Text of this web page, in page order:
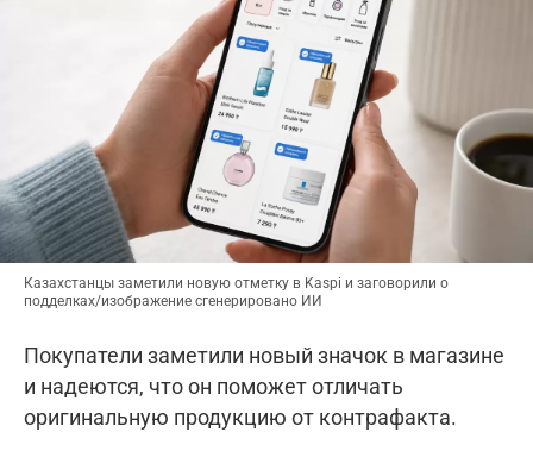
Казахстанцы заметили новую отметку в Kaspi и заговорили о
подделках/изображение сгенерировано ИИ
Покупатели заметили новый значок в магазине
и надеются, что он поможет отличать
оригинальную продукцию от контрафакта.